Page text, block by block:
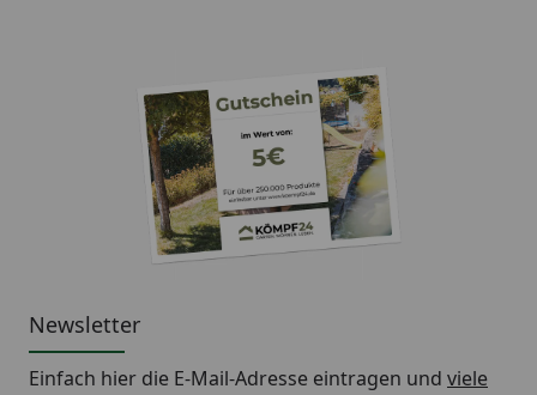
Newsletter
Einfach hier die E-Mail-Adresse eintragen und viele